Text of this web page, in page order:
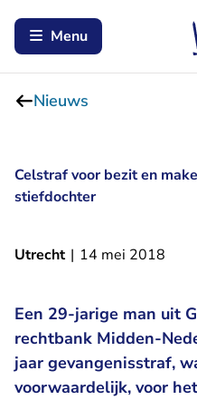
Menu
Nieuws
Celstraf voor bezit en
stiefdochter
Utrecht | 14 mei 2018
Een 29-jarige man uit
rechtbank Midden-
jaar gevangenisstraf,
voorwaardelijk, voor